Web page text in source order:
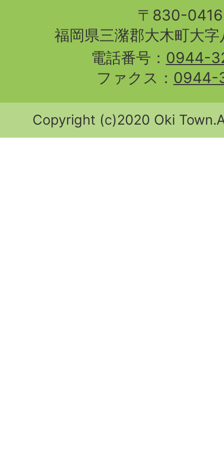
〒830-
福岡県三潴郡大木町大
電話番号： 0944-
ファクス： 0944-
Copyright (c)2020 Oki